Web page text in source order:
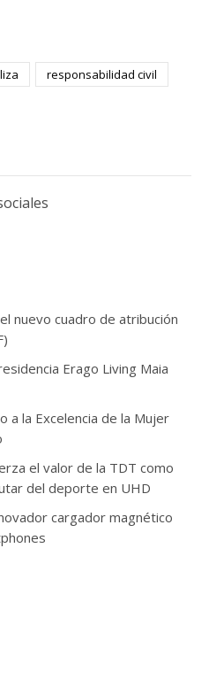
responsabilidad civil
nuevo cuadro de atribución
Erago Living Maia
a la Excelencia de la Mujer
el valor de la TDT como
del deporte en UHD
cargador magnético